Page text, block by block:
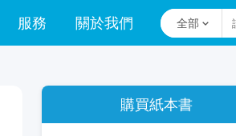
服務 關於我們 全部
購買紙本書